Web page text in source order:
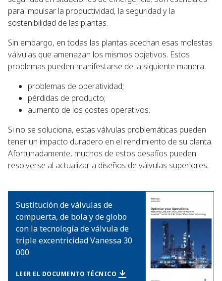
para impulsar la productividad, la seguridad y la
sostenibilidad de las plantas.
Sin embargo, en todas las plantas acechan esas molestas
válvulas que amenazan los mismos objetivos. Estos
problemas pueden manifestarse de la siguiente manera:
problemas de operatividad;
pérdidas de producto;
aumento de los costes operativos.
Si no se soluciona, estas válvulas problemáticas pueden
tener un impacto duradero en el rendimiento de su planta.
Afortunadamente, muchos de estos desafíos pueden
resolverse al actualizar a diseños de válvulas superiores.
Sustitución de válvulas de
compuerta, de bola y de globo
con la tecnología de válvula de
triple excentricidad Vanessa 30
000
LEER EL DOCUMENTO TÉCNICO